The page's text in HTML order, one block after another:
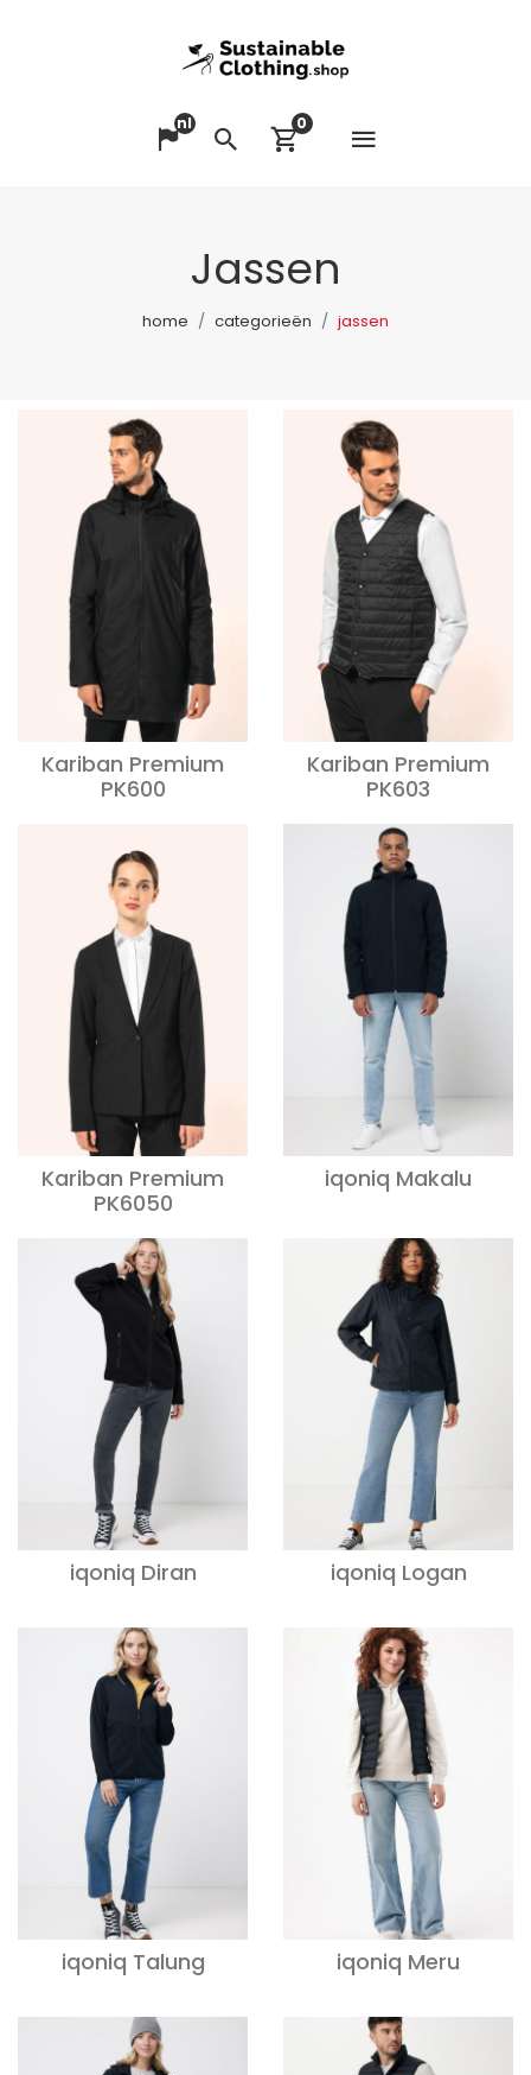
Taal veranderen
nl
ZoekenWinkelwagen
0
Jassen
home categorieën jassen
Kariban Premium
PK600
Kariban Premium
PK603
Kariban Premium
PK6050
iqoniq Makalu
iqoniq Diran iqoniq Logan
iqoniq Talung iqoniq Meru